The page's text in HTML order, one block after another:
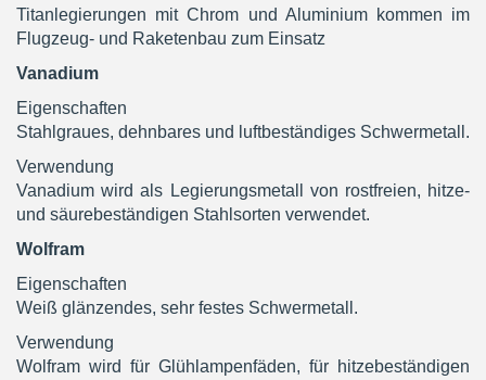
Titanlegierungen mit Chrom und Aluminium kommen im
Flugzeug- und Raketenbau zum Einsatz
Vanadium
Eigenschaften
Stahlgraues, dehnbares und luftbeständiges Schwermetall.
Verwendung
Vanadium wird als Legierungsmetall von rostfreien, hitze-
und säurebeständigen Stahlsorten verwendet.
Wolfram
Eigenschaften
Weiß glänzendes, sehr festes Schwermetall.
Verwendung
Wolfram wird für Glühlampenfäden, für hitzebeständigen